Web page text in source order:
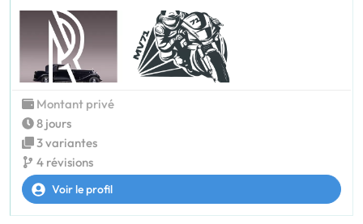
Montant privé
8 jours
3 variantes
4 révisions
Voir le profil